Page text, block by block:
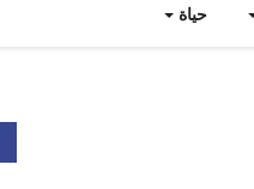
حياة